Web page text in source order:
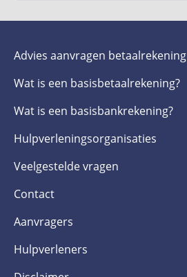
Advies aanvragen betaalrekening
Wat is een basis­betaalrekening?
Wat is een basis­bankrekening?
Hulpverlenings­organisaties
Veelgestelde­ vragen
Contact
Aanvragers
Hulpverleners